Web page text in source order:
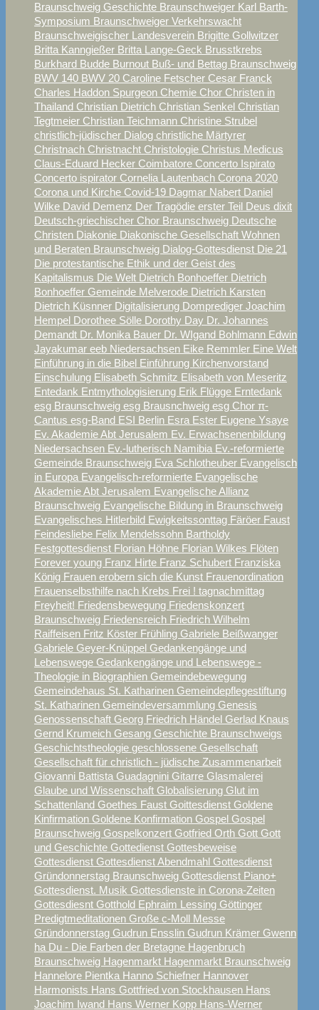
Braunschweig Geschichte Braunschweiger Karl Barth-
Symposium Braunschweiger Verkehrswacht
Braunschweigischer Landesverein Brigitte Gollwitzer
Britta Kanngießer Britta Lange-Geck Brusstkrebs
Burkhard Budde Burnout Buß- und Bettag Braunschweig
BWV 140 BWV 20 Caroline Fetscher Cesar Franck
Charles Haddon Spurgeon Chemie Chor Christen in
Thailand Christian Dietrich Christian Senkel Christian
Tegtmeier Christian Teichmann Christine Strubel
christlich-jüdischer Dialog christliche Märtyrer
Christnach Christnacht Christologie Christus Medicus
Claus-Eduard Hecker Coimbatore Concerto Ispirato
Concerto ispirator Cornelia Lautenbach Corona 2020
Corona und Kirche Covid-19 Dagmar Nabert Daniel
Wilke David Demenz Der Tragödie erster Teil Deus dixit
Deutsch-griechischer Chor Braunschweig Deutsche
Christen Diakonie Diakonische Gesellschaft Wohnen
und Beraten Braunschweig Dialog-Gottesdienst Die 21
Die protestantische Ethik und der Geist des
Kapitalismus Die Welt Dietrich Bonhoeffer Dietrich
Bonhoeffer Gemeinde Melverode Dietrich Karsten
Dietrich Küsnner Digitalisierung Domprediger Joachim
Hempel Dorothee Sölle Dorothy Day Dr. Johannes
Demandt Dr. Monika Bauer Dr. WIgand Bohlmann Edwin
Jayakumar eeb Niedersachsen Eike Remmler Eine Welt
Einführung in die Bibel Einführung Kirchenvorstand
Einschulung Elisabeth Schmitz Elisabeth von Meseritz
Entedank Entmythologisierung Erik Flügge Erntedank
esg Braunschweig esg Brausnchweig esg Chor π-
Cantus esg-Band ESI Berlin Esra Ester Eugene Ysaye
Ev. Akademie Abt Jerusalem Ev. Erwachsenenbildung
Niedersachsen Ev.-lutherisch Namibia Ev.-reformierte
Gemeinde Braunschweig Eva Schlotheuber Evangelisch
in Europa Evangelisch-reformierte Evangelische
Akademie Abt Jerusalem Evangelische Allianz
Braunschweig Evangelische Bildung in Braunschweig
Evangelisches Hitlerbild Ewigkeitssonttag Färöer Faust
Feindesliebe Felix Mendelssohn Bartholdy
Festgottesdienst Florian Höhne Florian Wilkes Flöten
Forever young Franz Hirte Franz Schubert Franziska
König Frauen erobern sich die Kunst Frauenordination
Frauenselbsthilfe nach Krebs Frei ! tagnachmittag
Freyheit! Friedensbewegung Friedenskonzert
Braunschweig Friedensreich Friedrich Wilhelm
Raiffeisen Fritz Köster Frühling Gabriele Beißwanger
Gabriele Geyer-Knüppel Gedankengänge und
Lebenswege Gedankengänge und Lebenswege -
Theologie in Biographien Gemeindebewegung
Gemeindehaus St. Katharinen Gemeindepflegestiftung
St. Katharinen Gemeindeversammlung Genesis
Genossenschaft Georg Friedrich Händel Gerlad Knaus
Gernd Krumeich Gesang Geschichte Braunschweigs
Geschichtstheologie geschlossene Gesellschaft
Gesellschaft für christlich - jüdische Zusammenarbeit
Giovanni Battista Guadagnini Gitarre Glasmalerei
Glaube und Wissenschaft Globalisierung Glut im
Schattenland Goethes Faust Goittesdienst Goldene
Kinfirmation Goldene Konfirmation Gospel Gospel
Braunschweig Gospelkonzert Gotfried Orth Gott Gott
und Geschichte Gottedienst Gottesbeweise
Gottesdienst Gottesdienst Abendmahl Gottesdienst
Gründonnerstag Braunschweig Gottesdienst Piano+
Gottesdienst. Musik Gottesdienste in Corona-Zeiten
Gottesdiesnt Gotthold Ephraim Lessing Göttinger
Predigtmeditationen Große c-Moll Messe
Gründonnerstag Gudrun Ensslin Gudrun Krämer Gwenn
ha Du - Die Farben der Bretagne Hagenbruch
Braunschweig Hagenmarkt Hagenmarkt Braunschweig
Hannelore Pientka Hanno Schiefner Hannover
Harmonists Hans Gottfried von Stockhausen Hans
Joachim Iwand Hans Werner Kopp Hans-Werner